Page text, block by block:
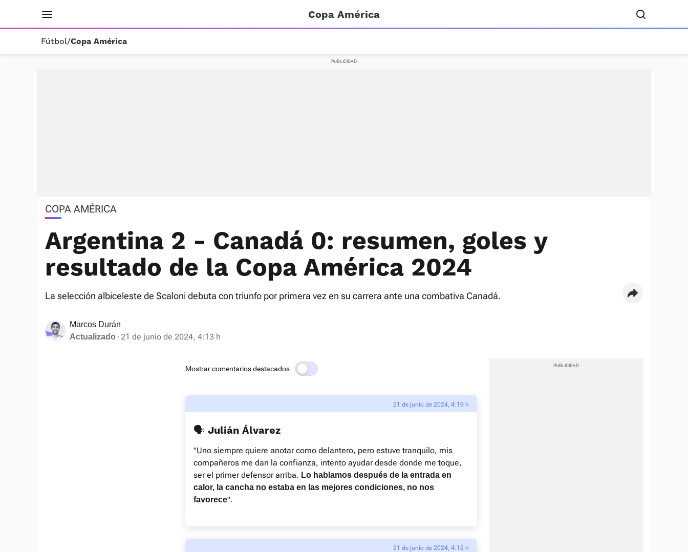
Copa América
Fútbol/Copa América
COPA AMÉRICA
Argentina 2 - Canadá 0: resumen, goles y
resultado de la Copa América 2024
La selección albiceleste de Scaloni debuta con triunfo por primera vez en su carrera ante una combativa Canadá.
Marcos Durán
Actualizado
21 de junio de 2024, 4:13 h
Mostrar comentarios destacados
21 de junio de 2024, 4:19 h
🗣 Julián Álvarez
"Uno siempre quiere anotar como delantero, pero estuve tranquilo, mis
compañeros me dan la confianza, intento ayudar desde donde me toque,
ser el primer defensor arriba. Lo hablamos después de la entrada en
calor, la cancha no estaba en las mejores condiciones, no nos
favorece".
21 de junio de 2024, 4:12 h